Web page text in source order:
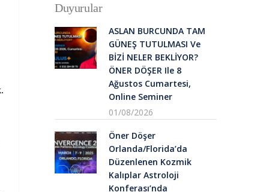
Duyurular
ASLAN BURCUNDA TAM
GÜNEŞ TUTULMASI Ve
BİZİ NELER BEKLİYOR?
ÖNER DÖŞER Ile 8
Ağustos Cumartesi,
Online Seminer
01/08/2026
Öner Döşer
Orlanda/Florida’da
Düzenlenen Kozmik
Kalıplar Astroloji
Konferası’nda